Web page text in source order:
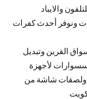
والايباد
ونوفر أحدث كفرات
القرين وتبديل
لأجهزة
ولصقات شاشة من